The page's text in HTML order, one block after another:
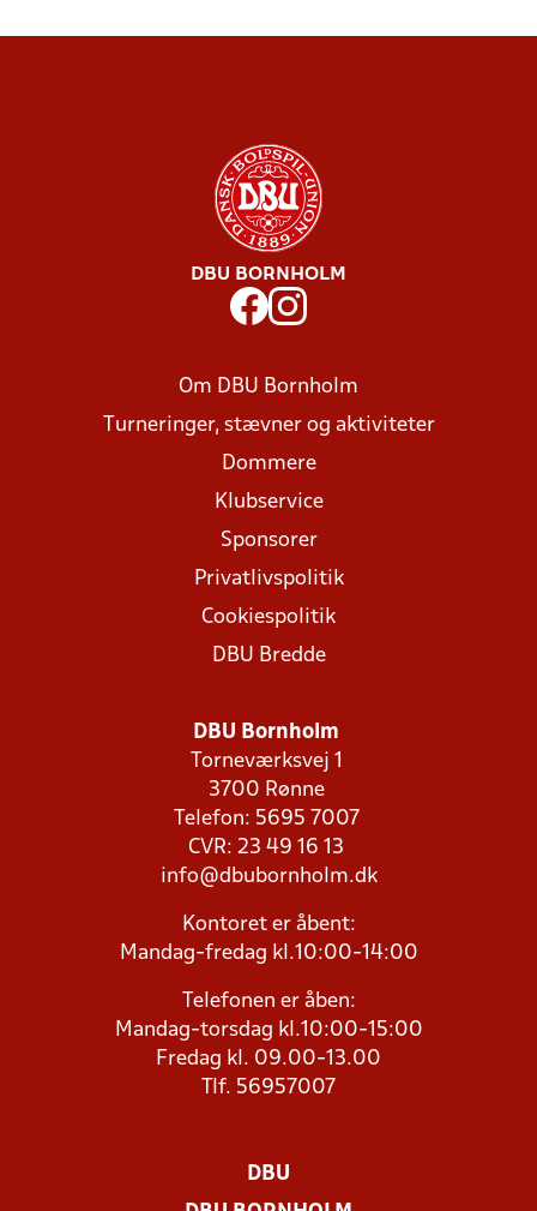
DBU BORNHOLM
Om DBU Bornholm
Turneringer, stævner og aktiviteter
Dommere
Klubservice
Sponsorer
Privatlivspolitik
Cookiespolitik
DBU Bredde
DBU Bornholm
Torneværksvej 1
3700 Rønne
Telefon: 5695 7007
CVR: 23 49 16 13
info@dbubornholm.dk
Kontoret er åbent:
Mandag-fredag kl.10:00-14:00
Telefonen er åben:
Mandag-torsdag kl.10:00-15:00
Fredag kl. 09.00-13.00
Tlf. 56957007
DBU